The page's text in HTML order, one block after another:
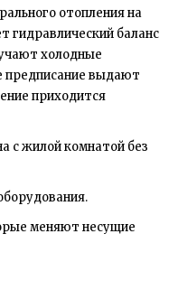
отопления на
гидравлический баланс
холодные
предписание выдают
приходится
с жилой комнатой без
меняют несущие